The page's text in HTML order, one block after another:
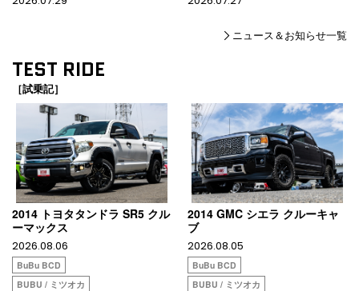
ニュース＆お知らせ一覧
TEST RIDE
［試乗記］
2014 トヨタタンドラ SR5 クル
ーマックス
2026.08.06
BuBu BCD
BUBU / ミツオカ
2014 GMC シエラ クルーキャ
ブ
2026.08.05
BuBu BCD
BUBU / ミツオカ